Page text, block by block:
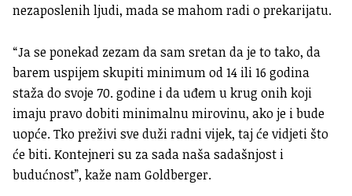
nezaposlenih ljudi, mada se mahom radi o prekarijatu.
“Ja se ponekad zezam da sam sretan da je to tako, da
barem uspijem skupiti minimum od 14 ili 16 godina
staža do svoje 70. godine i da uđem u krug onih koji
imaju pravo dobiti minimalnu mirovinu, ako je i bude
uopće. Tko preživi sve duži radni vijek, taj će vidjeti što
će biti. Kontejneri su za sada naša sadašnjost i
budućnost”, kaže nam Goldberger.